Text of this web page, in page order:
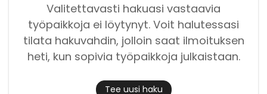
Valitettavasti hakuasi vastaavia
työpaikkoja ei löytynyt. Voit halutessasi
tilata hakuvahdin, jolloin saat ilmoituksen
heti, kun sopivia työpaikkoja julkaistaan.
Tee uusi haku